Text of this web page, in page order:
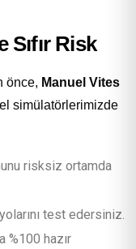
Risk
önce, Manuel Vites
simülatörlerimizde
risksiz ortamda
test edersiniz.
%100 hazır